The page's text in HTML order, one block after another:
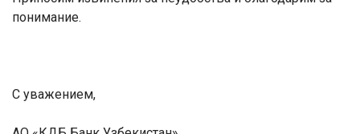
понимание.
С уважением,